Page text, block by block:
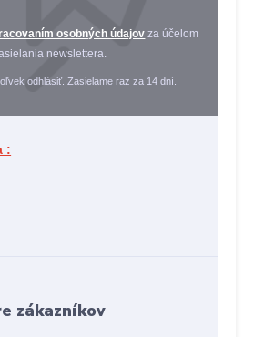
osobných údajov za účelom
newslettera.
odhlásiť. Zasielame raz za 14 dní.
:
zákazníkov